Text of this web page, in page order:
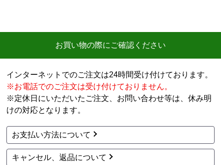
お買い物の際にご確認ください
インターネットでのご注文は24時間受け付けております。
※お電話でのご注文は受け付けておりません。
※定休日にいただいたご注文、お問い合わせ等は、休み明
けの対応となります。
お支払い方法について
キャンセル、返品について